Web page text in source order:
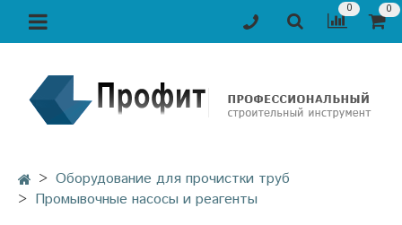
0 0
Оборудование для прочистки труб
Промывочные насосы и реагенты